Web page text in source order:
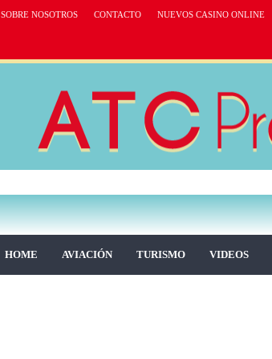
SOBRE NOSOTROS CONTACTO NUEVOS CASINO ONLINE
HOME AVIACIÓN TURISMO VIDEOS